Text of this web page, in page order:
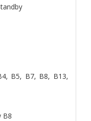
B5, B7, B8, B13,
B8